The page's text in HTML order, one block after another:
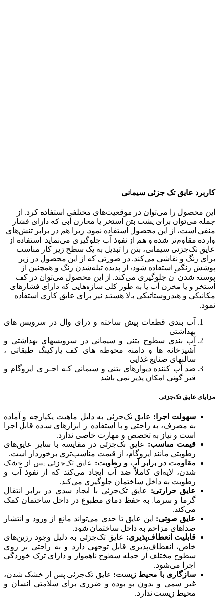
کاربرد عایق تک جزئی سیمانی
این محصول را می‌توان در موقعیت‌های مختلفی استفاده کرد. از
جمله می‌توان برای پشت بتن استخر یا مخازن آبی که دارای فشار
منفی است، از این محصول استفاده نمود. زیرا هم در برابر تنش‌های
وارده مقاوم‌تر شده و هم از نفوذ آب جلوگیری می‌‌نماید. استفاده از
عایق تک‌جزئی سیمانی، بتن را تبدیل به یک سطح زیر کار مناسب
برای رنگ و نقاشی می‌کند. در صورتی که از این محصول در زیر
پوشش رنگی استفاده شود، از پدیده تبله‌شدن رنگ و همچنین از
پوسته شدن آن جلوگیری می‌کند. از این محصول می‌‌توان در کف
استخر و یا مخزن آب یا به طور کلی سازه‌هایی که دارای فشارهای
مکانیکی و هیدروستاتیکی بالا هستند نیز برای عایق کاری استفاده
نمود.
آب بندی قطعات پیش ساخته و درای وال در سرویس های
بهداشتی
آب بندی سطوح بتنی و سیمانی در سرویسهای بهداشتی و
آشپزخانه ها و دامنه محوطه های کف پارکینگ طبقاتی ،
سالنهای صنایع غذایی
ضد آب کننده دیوارهای بتنی و سیمانی کـه اجـرای ایزوگام و
قیر گونی امکان پذیر نمی باشد
مزایای عایق تک‌جزئی
سهولت اجرا: عایق تک‌جزئی به دلیل ماهیت یکپارچه و آماده
به مصرف، به راحتی و با استفاده از ابزارهای ساده قابل اجرا
است و نیاز به تخصص و مهارت خاصی ندارد.
قیمت مناسب: عایق تک‌جزئی در مقایسه با سایر عایق‌های
رطوبتی مانند ایزوگام، از قیمت مناسب‌تری برخوردار است.
مقاومت در برابر آب و رطوبت: عایق تک‌جزئی پس از خشک
شدن، لایه‌ای کاملاً ضد آب ایجاد می‌کند که از نفوذ آب و
رطوبت به داخل ساختمان جلوگیری می‌کند.
عایق حرارتی: عایق تک‌جزئی با ایجاد سدی در برابر انتقال
گرما و سرما، به حفظ دمای مطبوع در داخل ساختمان کمک
می‌کند.
عایق صوتی: این عایق تا حدی می‌تواند مانع از ورود و انتشار
صداهای مزاحم به داخل ساختمان شود.
قابلیت انعطاف‌پذیری: عایق تک‌جزئی به دلیل وجود رزین‌های
خاص، انعطاف‌پذیری قابل توجهی دارد و به راحتی بر روی
سطوح مختلف از جمله سطوح ناهموار و دارای ترک خوردگی
اجرا می‌شود.
سازگاری با محیط زیست: عایق تک‌جزئی پس از خشک شدن،
غیر سمی و بدون بو بوده و ضرری برای سلامتی انسان و
محیط زیست ندارد.